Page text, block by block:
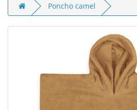
Poncho camel